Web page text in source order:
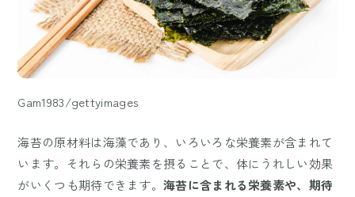
Gam1983/gettyimages
海苔の原材料は海藻であり、いろいろな栄養素が含まれて
います。それらの栄養素を摂ることで、体にうれしい効果
がいくつも期待できます。海苔に含まれる栄養素や、期待